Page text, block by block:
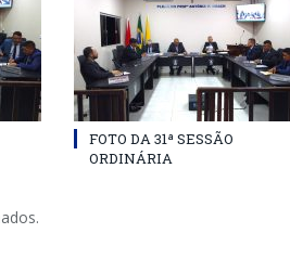
FOTO DA 31ª SESSÃO
ORDINÁRIA